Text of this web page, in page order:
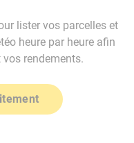
lister vos parcelles et
heure par heure afin
vos rendements.